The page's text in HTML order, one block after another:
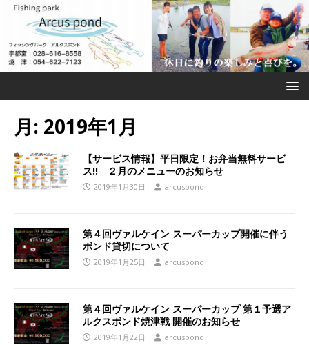
月: 2019年1月
【サービス情報】平日限定！お弁当無料サービ
ス!! ２月のメニューのお知らせ
2019年1月30日 arcuspond
第４回ヴァルケイン スーパーカップ開催に伴う
ポンド貸切について
2019年1月25日 arcuspond
第４回ヴァルケイン スーパーカップ 第１予選ア
ルクスポンド焼津戦 開催のお知らせ
2019年1月22日 arcuspond